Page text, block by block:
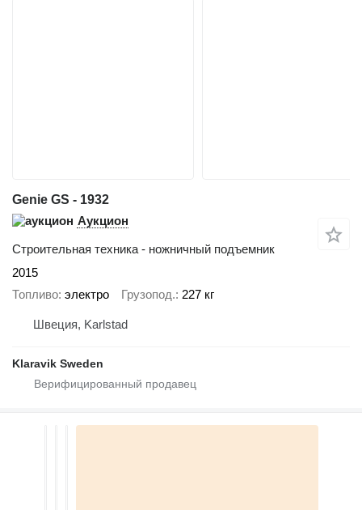
Genie GS - 1932
Аукцион
Строительная техника - ножничный подъемник
2015
Топливо электро Грузопод. 227 кг
Швеция, Karlstad
Klaravik Sweden